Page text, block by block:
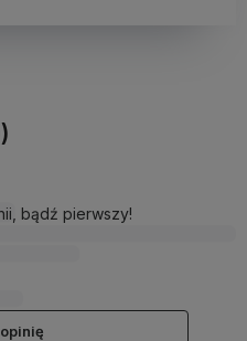
bądź pierwszy!